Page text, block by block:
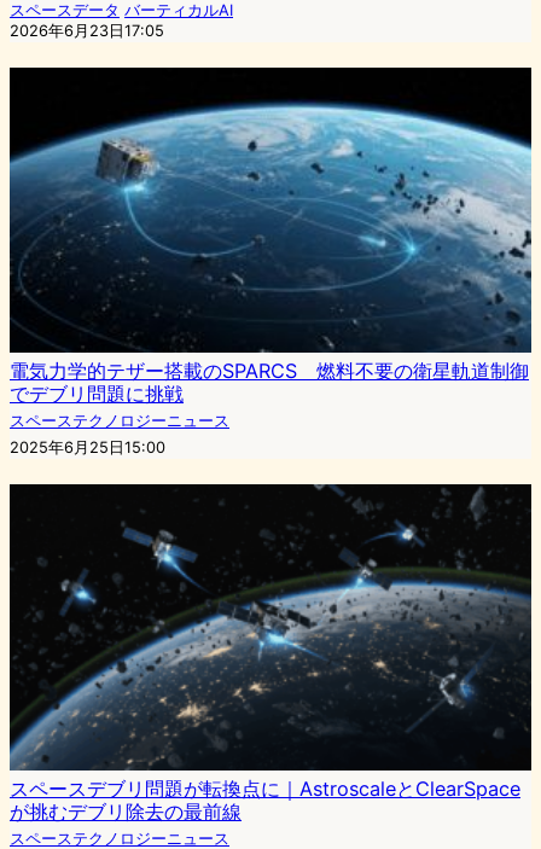
スペースデータ バーティカルAI
2026年6月23日17:05
電気力学的テザー搭載のSPARCS 燃料不要の衛星軌道制御
でデブリ問題に挑戦
スペーステクノロジーニュース
2025年6月25日15:00
スペースデブリ問題が転換点に｜AstroscaleとClearSpace
が挑むデブリ除去の最前線
スペーステクノロジーニュース